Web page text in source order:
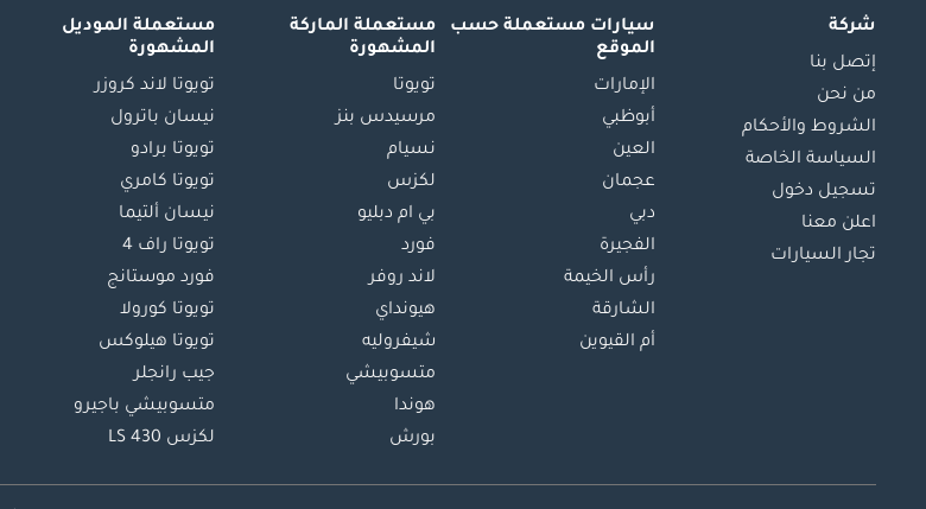
شركة
إتصل بنا
من نحن
الشروط والأحكام
السياسة الخاصة
تسجيل دخول
اعلن معنا
تجار السيارات
سيارات مستعملة حسب
الموقع
الإمارات
أبوظبي
العين
عجمان
دبي
الفجيرة
رأس الخيمة
الشارقة
أم القيوين
مستعملة الماركة
المشهورة
تويوتا
مرسيدس بنز
نسيام
لكزس
بي ام دبليو
فورد
لاند روفر
هيونداي
شيفروليه
متسوبيشي
هوندا
بورش
مستعملة الموديل
المشهورة
تويوتا لاند كروزر
نيسان باترول
تويوتا برادو
تويوتا كامري
نيسان ألتيما
تويوتا راف 4
فورد موستانج
تويوتا كورولا
تويوتا هيلوكس
جيب رانجلر
متسوبيشي باجيرو
لكزس LS 430